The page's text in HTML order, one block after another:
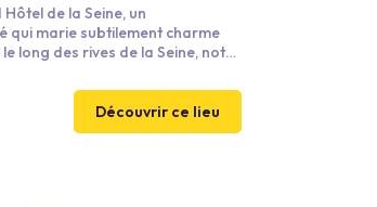
de la Seine, un
qui marie subtilement charme
long des rives de la Seine, notre
Découvrir ce lieu